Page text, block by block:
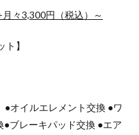
々3,300円（税込）～
】
イルエレメント交換 ●ワ
ブレーキパッド交換 ●エア